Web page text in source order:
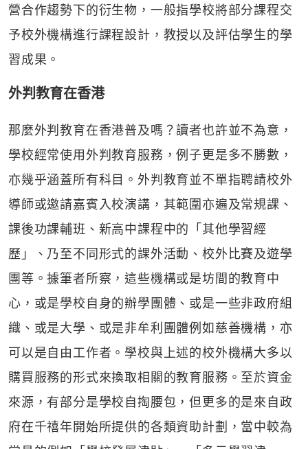
營合作趨勢下的衍生物，一般指學校將部分課程交
予校外機構進行課程設計，教授以及評估學生的學
習成果。
外判教育在香港
那麼外判教育在香港普及嗎？讀者也許並不為意，
學校經常使用外判教育服務，例子更是多不勝數，
亦幾乎涵蓋所有科目。外判教育並不單指聘請校外
導師或邀請嘉賓入校演講，其範圍亦遍及常規課、
課後功課輔班、新高中課程中的「其他學習經
歷」、乃至不同形式的課外活動、校外比賽及遊學
團等。據筆者所察，這些機構或是坊間的教育中
心，或是學校自身的辦學團體、或是一些非政府組
織、或是大學、或是非牟利團體例如慈善機構，亦
可以是自由工作者。學校與上述的校外機構大多以
購買服務的形式來換取相關的教育服務。至於資金
來源，有部分是學校自掏腰包，但更多的是來自政
府在千禧年開始所提供的各類資助計劃，當中較為